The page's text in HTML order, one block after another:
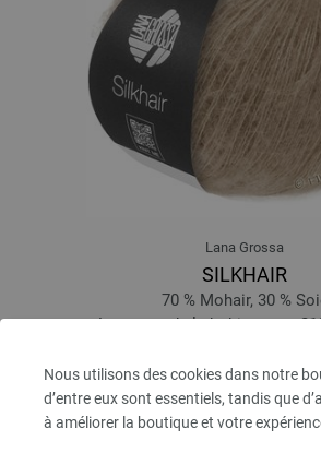
Nous utilisons des cookies dans notre
d’entre eux sont essentiels, tandis que
à améliorer la boutique et votre
Lana Grossa
SILKHAIR
70 % Mohair, 30 %
Longueur de la bobine: env.
8,36 €
9,76 $
hors TVA, frais de port en sus, Prix de